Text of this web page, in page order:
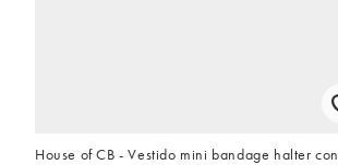
House of CB - Vestido mini bandage halter con